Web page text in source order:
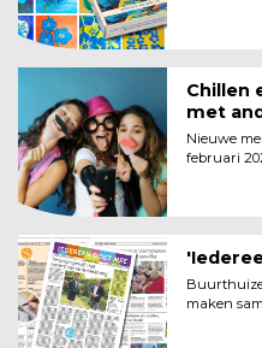
Chillen
met
Nieuwe
februari
maken